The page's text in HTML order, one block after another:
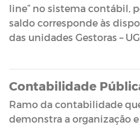
line” no sistema contábil,
saldo corresponde às
das unidades Gestoras –
Contabilidade
Ramo da contabilidade
demonstra a organização